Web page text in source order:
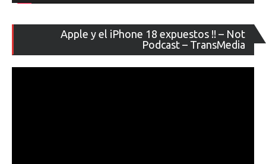
Apple y el iPhone 18 expuestos !! – Not
Podcast – TransMedia
de